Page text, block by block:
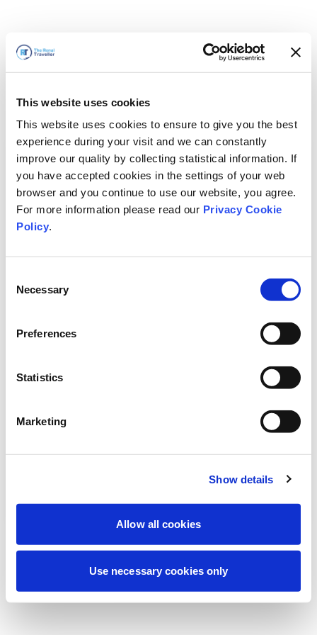
This website uses cookies
This website uses cookies to ensure to give you the best
experience during your visit and we can constantly
improve our quality by collecting statistical information. If
you have accepted cookies in the settings of your web
browser and you continue to use our website, you agree.
For more information please read our Privacy Cookie
Policy.
Selection
Necessary
Preferences
Statistics
Marketing
Show details
Allow all cookies
Use necessary cookies only
Deneyiminizi iyileştirmek için şu anda
planlanmış bakım yapıyoruz. Merak
etmeyin, kısa süre içinde tekrar çevrimiçi